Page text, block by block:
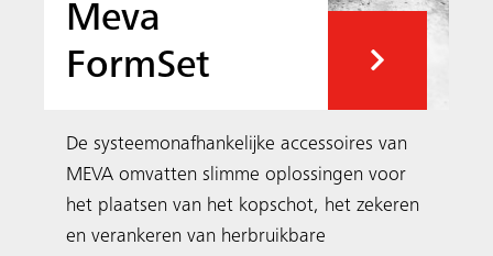
Meva
FormSet
De systeemonafhankelijke accessoires van
MEVA omvatten slimme oplossingen voor
het plaatsen van het kopschot, het zekeren
en verankeren van herbruikbare